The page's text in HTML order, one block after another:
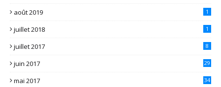
août 2019 1
juillet 2018 1
juillet 2017 8
juin 2017 29
mai 2017 34